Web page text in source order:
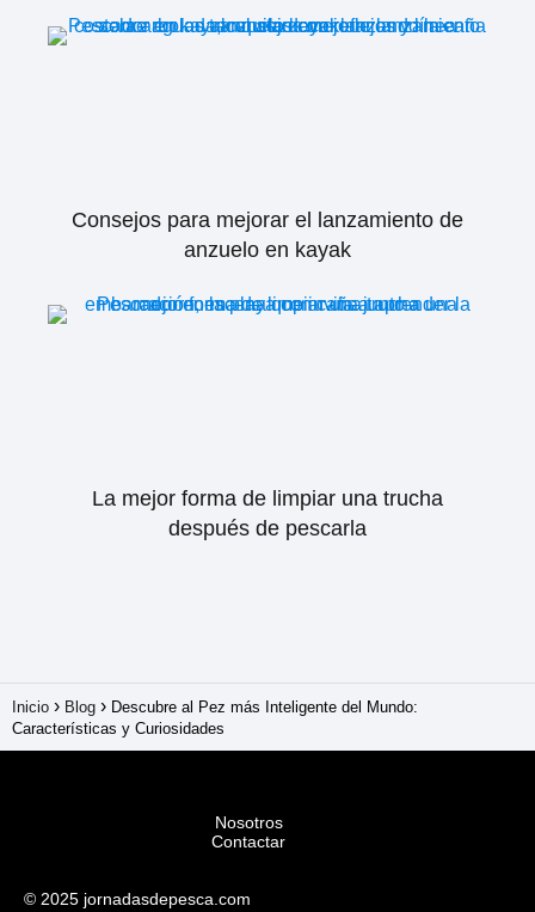
Consejos para mejorar el lanzamiento de
anzuelo en kayak
La mejor forma de limpiar una trucha
después de pescarla
Inicio Blog
Descubre al Pez más Inteligente del Mundo:
Características y Curiosidades
Nosotros
Contactar
© 2025 jornadasdepesca.com